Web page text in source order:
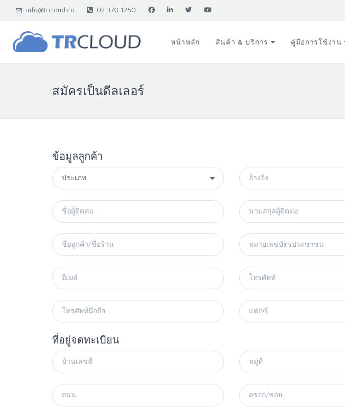
info@trcloud.co 02 370 1250
หน้าหลัก สินค้า & บริการ คู่มือการใช้งาน
สมัครเป็นดีลเลอร์
ข้อมูลลูกค้า
ที่อยู่จดทะเบียน